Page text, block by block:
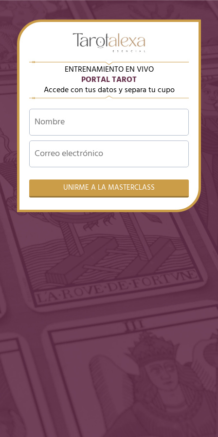
ENTRENAMIENTO EN VIVO
PORTAL TAROT
Accede con tus datos y separa tu cupo
UNIRME A LA MASTERCLASS